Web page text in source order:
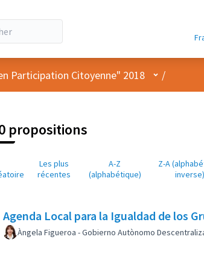
Participation Citoyenne" 2018 Menu
/
propositions
Les plus
récentes
A-Z
(alphabétique)
Z-A
inverse)
Agenda Local para la Igualdad de los
Àngela Figueroa - Gobierno Autònomo